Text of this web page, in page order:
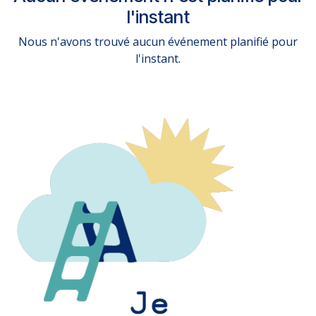
l'instant
Nous n'avons trouvé aucun événement planifié pour
l'instant.